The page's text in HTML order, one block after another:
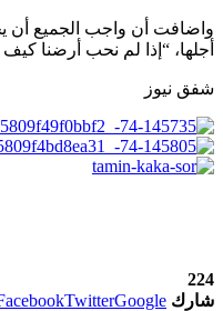
واضافت أن واجب الجميع أن
أجلها، “إذا لم نحب أرضنا
شفق نيوز
224
شارك
TwitterGoogle+